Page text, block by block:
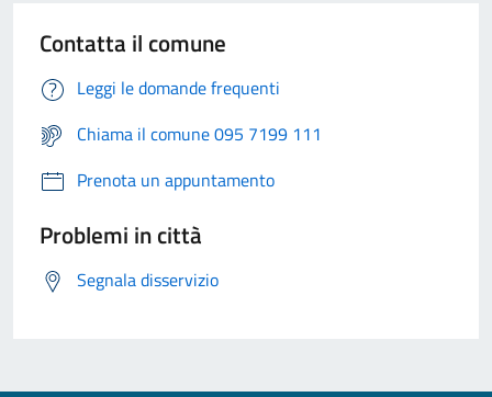
Contatta il comune
Leggi le domande frequenti
Chiama il comune 095 7199 111
Prenota un appuntamento
Problemi in città
Segnala disservizio